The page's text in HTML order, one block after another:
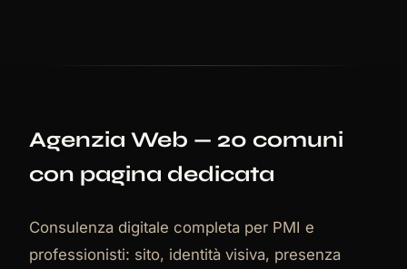
Agenzia Web — 20 comuni
con pagina dedicata
Consulenza digitale completa per PMI e
professionisti: sito, identità visiva, presenza